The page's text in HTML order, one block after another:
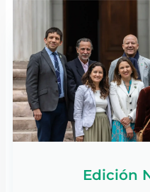
Edición